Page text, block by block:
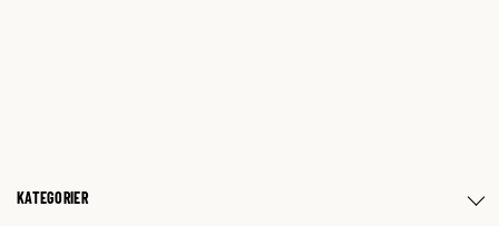
KATEGORIER